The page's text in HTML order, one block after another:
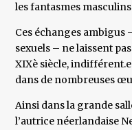
les fantasmes
Ces échanges
sexuels – ne laissent
XIXè siècle,
dans de nombreuses
Ainsi dans la grande
l’autrice néerlandaise